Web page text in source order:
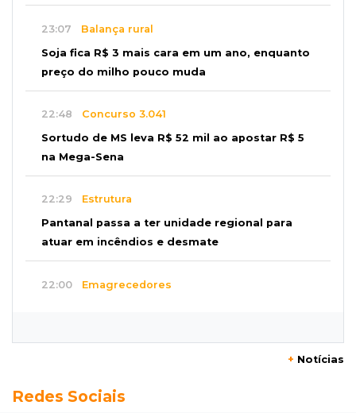
23:07 Balança rural
Soja fica R$ 3 mais cara em um ano, enquanto
preço do milho pouco muda
22:48 Concurso 3.041
Sortudo de MS leva R$ 52 mil ao apostar R$ 5
na Mega-Sena
22:29 Estrutura
Pantanal passa a ter unidade regional para
atuar em incêndios e desmate
22:00 Emagrecedores
Granizo danifica telhados e plantações
+ Notícias
Redes Sociais